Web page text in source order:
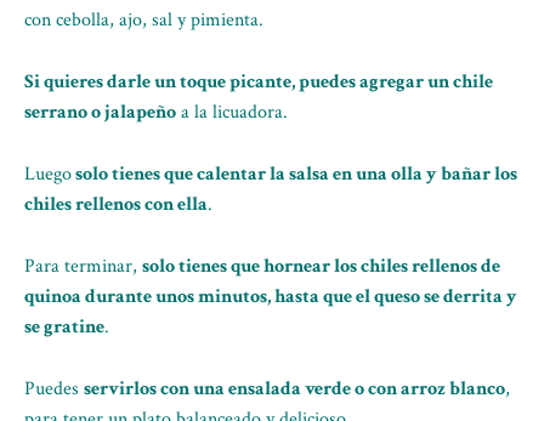
con cebolla, ajo, sal y pimienta.
Si quieres darle un toque picante, puedes agregar un chile
serrano o jalapeñoa la licuadora.
Luegosolo tienes que calentar la salsa en una olla y bañar los
chiles rellenos con ella.
Para terminar, solo tienes que hornear los chiles rellenos de
quinoa durante unos minutos, hasta que el queso se derrita y
se gratine.
Puedes servirlos con una ensalada verde o con arroz blanco,